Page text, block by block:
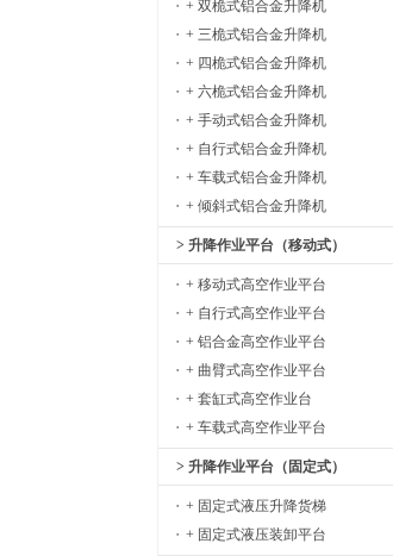
+ 双桅式铝合金升降机
+ 三桅式铝合金升降机
+ 四桅式铝合金升降机
+ 六桅式铝合金升降机
+ 手动式铝合金升降机
+ 自行式铝合金升降机
+ 车载式铝合金升降机
+ 倾斜式铝合金升降机
> 升降作业平台（移动式）
+ 移动式高空作业平台
+ 自行式高空作业平台
+ 铝合金高空作业平台
+ 曲臂式高空作业平台
+ 套缸式高空作业台
+ 车载式高空作业平台
> 升降作业平台（固定式）
+ 固定式液压升降货梯
+ 固定式液压装卸平台